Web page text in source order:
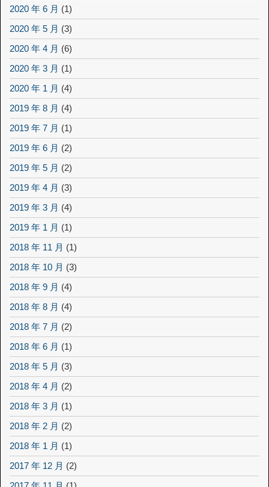
2020 年 6 月 (1)
2020 年 5 月 (3)
2020 年 4 月 (6)
2020 年 3 月 (1)
2020 年 1 月 (4)
2019 年 8 月 (4)
2019 年 7 月 (1)
2019 年 6 月 (2)
2019 年 5 月 (2)
2019 年 4 月 (3)
2019 年 3 月 (4)
2019 年 1 月 (1)
2018 年 11 月 (1)
2018 年 10 月 (3)
2018 年 9 月 (4)
2018 年 8 月 (4)
2018 年 7 月 (2)
2018 年 6 月 (1)
2018 年 5 月 (3)
2018 年 4 月 (2)
2018 年 3 月 (1)
2018 年 2 月 (2)
2018 年 1 月 (1)
2017 年 12 月 (2)